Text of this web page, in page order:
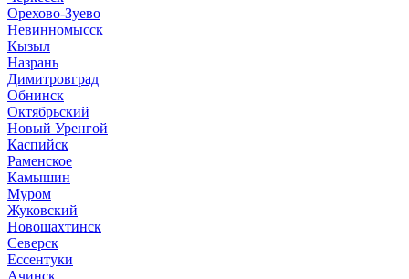
Орехово-Зуево
Невинномысск
Кызыл
Назрань
Димитровград
Обнинск
Октябрьский
Новый Уренгой
Каспийск
Раменское
Камышин
Муром
Жуковский
Новошахтинск
Северск
Ессентуки
Ачинск